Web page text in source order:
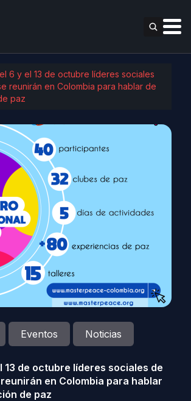
6 y el 13 de octubre líderes sociales
reunirán en Colombia para hablar de
paz
Eventos Noticias
13 de octubre líderes sociales de
en Colombia para hablar
de paz